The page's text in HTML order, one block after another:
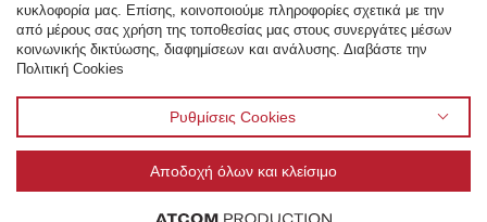
Χορηγοί
Multimedia
Venue
Προηγούμενα Συνέδρια
κυκλοφορία μας. Επίσης, κοινοποιούμε πληροφορίες σχετικά με την
από μέρους σας χρήση της τοποθεσίας μας στους συνεργάτες μέσων
κοινωνικής δικτύωσης, διαφημίσεων και ανάλυσης. Διαβάστε την
Πολιτική Cookies
Ρυθμίσεις Cookies
Αποδοχή όλων και κλείσιμο